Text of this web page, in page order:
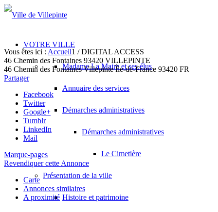
VOTRE VILLE
Madame La Maire et ses élus
Annuaire des services
Démarches administratives
Démarches administratives
Le Cimetière
Présentation de la ville
Histoire et patrimoine
Vous êtes ici : Accueil1 / DIGITAL ACCESS
46 Chemin des Fontaines 93420 VILLEPINTE
46 Chemin des Fontaines Villepinte Île-de-France 93420 FR
Partager
Facebook
Twitter
Google+
Tumblr
LinkedIn
Mail
Marque-pages
Revendiquer cette Annonce
Carte
Annonces similaires
A proximité